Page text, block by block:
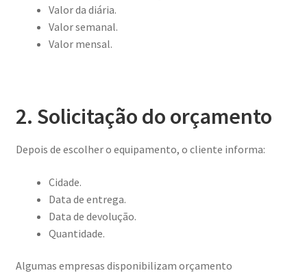
Valor da diária.
Valor semanal.
Valor mensal.
2. Solicitação do orçamento
Depois de escolher o equipamento, o cliente informa:
Cidade.
Data de entrega.
Data de devolução.
Quantidade.
Algumas empresas disponibilizam orçamento